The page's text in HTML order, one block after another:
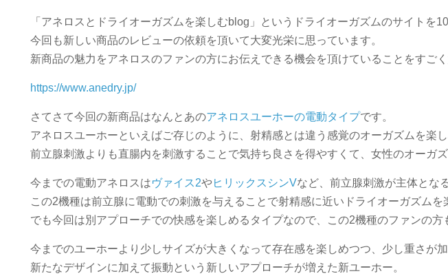
「アネロスとドライオーガズムを楽しむblog」というドライオーガズムのサイトを
今回も新しい商品のレビューの依頼を頂いて大変光栄に思っています。
新商品の魅力をアネロスのファンの方にお伝えできる機会を頂けていることをすごく
https://www.anedry.jp/
さてさて今回の新商品はなんとあのアネロスユーホーの電動タイプです。
アネロスユーホーといえばご存じのように、射精感とは違う感覚のオーガズムを楽
前立腺刺激よりも直腸内を刺激することで気持ち良さを得やすくて、女性のオーガ
今までの電動アネロスはヴァイス2やヒリックスシンVなど、前立腺刺激が主体とな
この2機種は前立腺に電動での刺激を与えることで射精感に近いドライオーガズムを
でも今回は別アプローチでの快感を楽しめるタイプなので、この2機種のファンの方
今までのユーホーより少しサイズが大きくなって存在感を楽しめつつ、少し重さが
新たなデザインに加えて振動という新しいアプローチが増えた新ユーホー。